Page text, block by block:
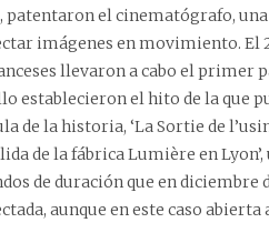
patentaron el cinematógrafo,
imágenes en movimiento. El
llevaron a cabo el primer
establecieron el hito de la que
de la historia, ‘La Sortie de
de la fábrica Lumière en
de duración que en diciembre
aunque en este caso